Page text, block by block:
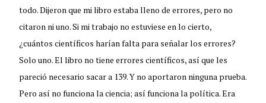
todo. Dijeron que mi libro estaba lleno de errores, pero no
citaron ni uno. Si mi trabajo no estuviese en lo cierto,
¿cuántos científicos harían falta para señalar los errores?
Solo uno. El libro no tiene errores científicos, así que les
pareció necesario sacar a 139. Y no aportaron ninguna prueba.
Pero así no funciona la ciencia; así funciona la política. Era